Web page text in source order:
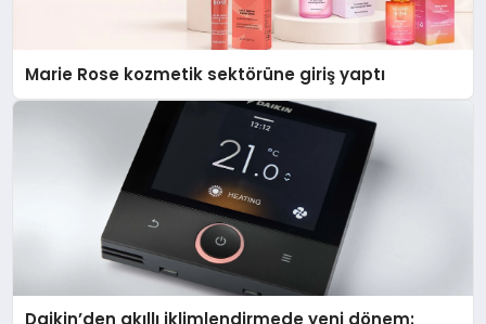
Marie Rose kozmetik sektörüne giriş yaptı
Daikin’den akıllı iklimlendirmede yeni dönem: